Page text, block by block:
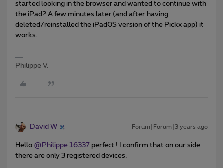
started looking in the browser and wanted to continue with
the iPad? A few minutes later (and after having
deleted/reinstalled the iPadOS version of the Pickx app) it
works.
Philippe V.
David W Forum|Forum|3 years ago
Hello @Philippe 16337 perfect ! I confirm that on our side
there are only 3 registered devices.